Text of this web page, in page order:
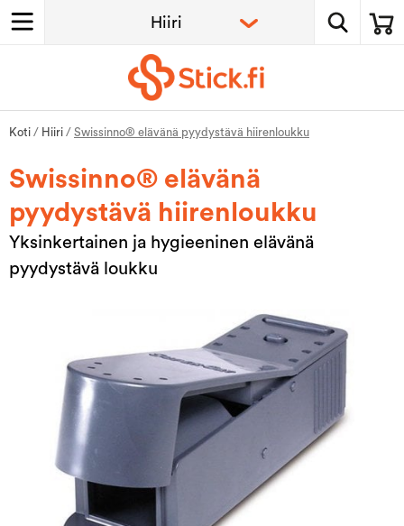
Koti / Hiiri / Swissinno® elävänä pyydystävä hiirenloukku
Swissinno® elävänä
pyydystävä hiirenloukku
Yksinkertainen ja hygieeninen elävänä
pyydystävä loukku